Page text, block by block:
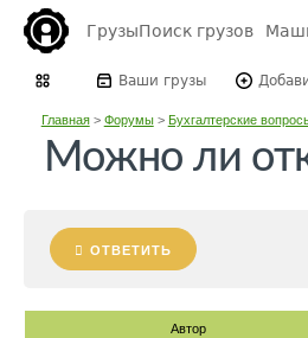
ГрузыПоиск грузов
Ваши грузы
Главная> Форумы> Бухгалтерские
Можно ли
ОТВЕТИТЬ
Автор